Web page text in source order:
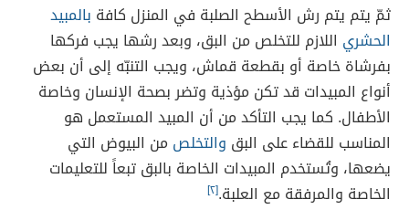
ثمّ يتم يتم رش الأسطح الصلبة في المنزل كافة بالمبيد
الحشري اللازم للتخلص من البق، وبعد رشها يجب فركها
بفرشاة خاصة أو بقطعة قماش، ويجب التنبّه إلى أن بعض
أنواع المبيدات قد تكن مؤذية وتضر بصحة الإنسان وخاصة
الأطفال. كما يجب التأكد من أن المبيد المستعمل هو
المناسب للقضاء على البق والتخلص من البيوض التي
يضعها، وتُستخدم المبيدات الخاصة بالبق تبعاً للتعليمات
الخاصة والمرفقة مع العلبة.[٢]